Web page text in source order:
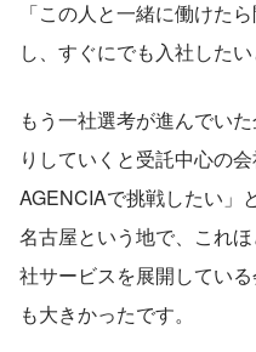
「この人と一緒に働けた
し、すぐにでも入社したい
もう一社選考が進んでい
りしていくと受託中心の
AGENCIAで挑戦したい」
名古屋という地で、これ
社サービスを展開してい
も大きかったです。